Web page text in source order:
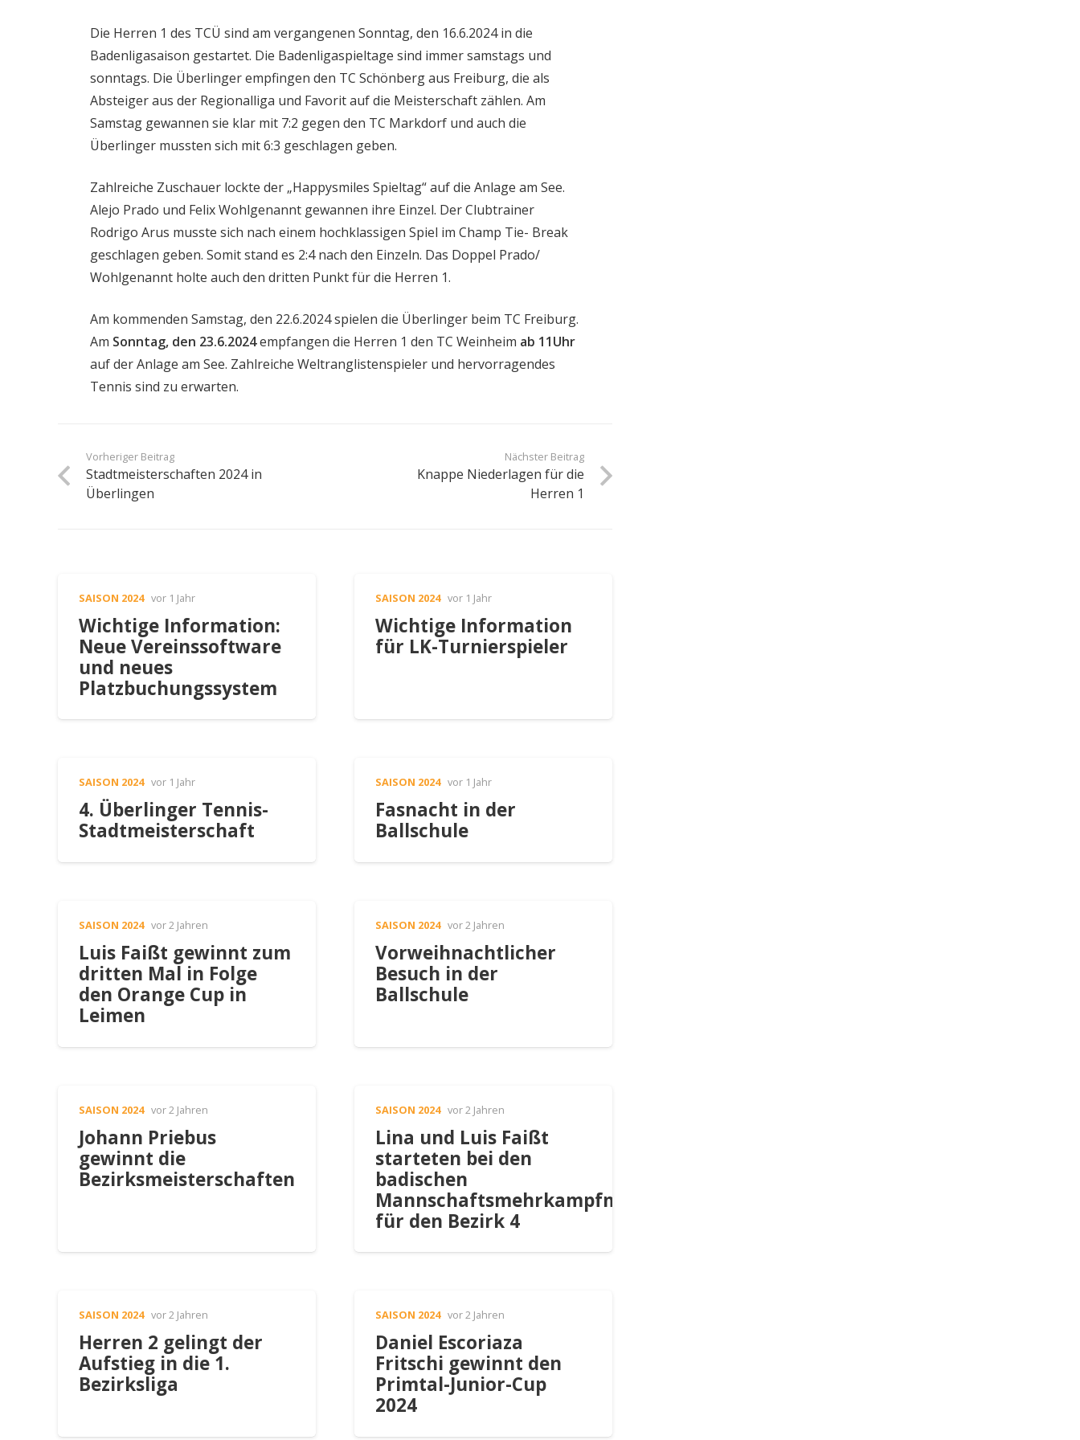
Die Herren 1 des TCÜ sind am vergangenen Sonntag, den 16.6.2024 in die
Badenligasaison gestartet. Die Badenligaspieltage sind immer samstags und
sonntags. Die Überlinger empfingen den TC Schönberg aus Freiburg, die als
Absteiger aus der Regionalliga und Favorit auf die Meisterschaft zählen. Am
Samstag gewannen sie klar mit 7:2 gegen den TC Markdorf und auch die
Überlinger mussten sich mit 6:3 geschlagen geben.
Zahlreiche Zuschauer lockte der „Happysmiles Spieltag“ auf die Anlage am See.
Alejo Prado und Felix Wohlgenannt gewannen ihre Einzel. Der Clubtrainer
Rodrigo Arus musste sich nach einem hochklassigen Spiel im Champ Tie- Break
geschlagen geben. Somit stand es 2:4 nach den Einzeln. Das Doppel Prado/
Wohlgenannt holte auch den dritten Punkt für die Herren 1.
Am kommenden Samstag, den 22.6.2024 spielen die Überlinger beim TC Freiburg.
Am Sonntag, den 23.6.2024empfangen die Herren 1 den TC Weinheim ab 11Uhr
auf der Anlage am See. Zahlreiche Weltranglistenspieler und hervorragendes
Tennis sind zu erwarten.
Vorheriger Beitrag
Stadtmeisterschaften 2024 in
Überlingen
Nächster Beitrag
Knappe Niederlagen für die
Herren 1
SAISON 2024 vor 1 Jahr
Wichtige Information:
Neue Vereinssoftware
und neues
Platzbuchungssystem
SAISON 2024 vor 1 Jahr
Wichtige Information
für LK-Turnierspieler
SAISON 2024 vor 1 Jahr
4. Überlinger Tennis-
Stadtmeisterschaft
SAISON 2024 vor 1 Jahr
Fasnacht in der
Ballschule
SAISON 2024 vor 2 Jahren
Luis Faißt gewinnt zum
dritten Mal in Folge
den Orange Cup in
Leimen
SAISON 2024 vor 2 Jahren
Vorweihnachtlicher
Besuch in der
Ballschule
SAISON 2024 vor 2 Jahren
Johann Priebus
gewinnt die
Bezirksmeisterschaften
SAISON 2024 vor 2 Jahren
Lina und Luis Faißt
starteten bei den
badischen
Mannschaftsmehrkampfmeisterschaften
für den Bezirk 4
SAISON 2024 vor 2 Jahren
Herren 2 gelingt der
Aufstieg in die 1.
Bezirksliga
SAISON 2024 vor 2 Jahren
Daniel Escoriaza
Fritschi gewinnt den
Primtal-Junior-Cup
2024